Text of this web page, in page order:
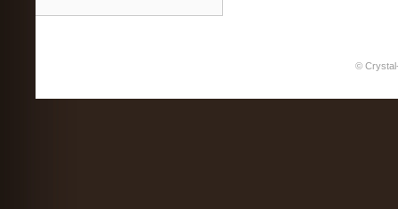
©